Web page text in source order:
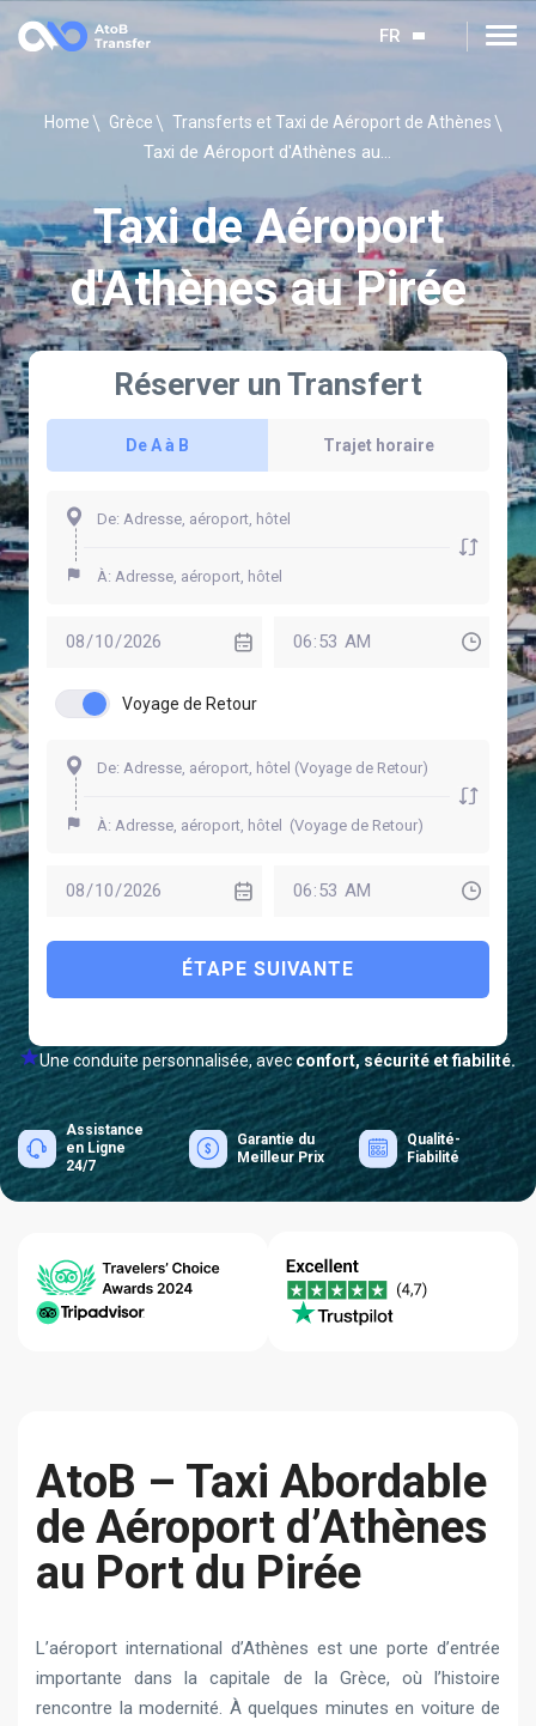
FR
Home Grèce Transferts et Taxi de Aéroport de Athènes
Taxi de Aéroport d'Athènes au Pirée
Taxi de Aéroport
d'Athènes au Pirée
Réserver un Transfert
De A à B Trajet horaire
Voyage de Retour
ÉTAPE SUIVANTE
Une conduite personnalisée, avec confort, sécurité et fiabilité.
Assistance
en Ligne
24/7
Garantie du
Meilleur Prix
Qualité-
Fiabilité
AtoB – Taxi Abordable
de Aéroport d’Athènes
au Port du Pirée
L’aéroport international d’Athènes est une porte d’entrée
importante dans la capitale de la Grèce, où l’histoire
rencontre la modernité. À quelques minutes en voiture de